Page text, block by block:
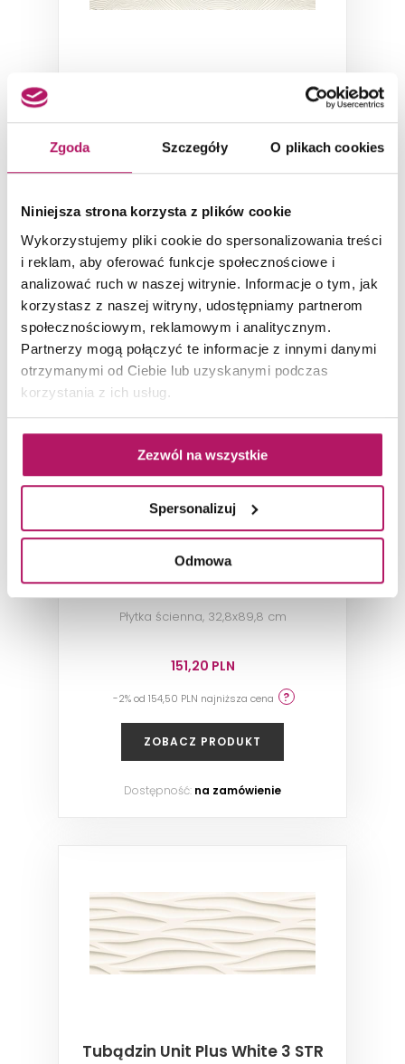
Zgoda Szczegóły O plikach cookies
Niniejsza strona korzysta z plików cookie
Wykorzystujemy pliki cookie do spersonalizowania treści
i reklam, aby oferować funkcje społecznościowe i
analizować ruch w naszej witrynie. Informacje o tym, jak
korzystasz z naszej witryny, udostępniamy partnerom
społecznościowym, reklamowym i analitycznym.
Partnerzy mogą połączyć te informacje z innymi danymi
otrzymanymi od Ciebie lub uzyskanymi podczas
korzystania z ich usług.
Zezwól na wszystkie
Spersonalizuj
Odmowa
Tubądzin Unit Plus White 1 STR
-5% od 151,20 PLN najniższa cena
DODAJ DO KOSZYKA
Dostępność:7,06 m2
-2%
Tubądzin Unit Plus White 2 STR
Płytka ścienna, 32,8x89,8 cm
151,20 PLN
-2% od 154,50 PLN najniższa cena
ZOBACZ PRODUKT
Dostępność: na zamówienie
Tubądzin Unit Plus White 3 STR